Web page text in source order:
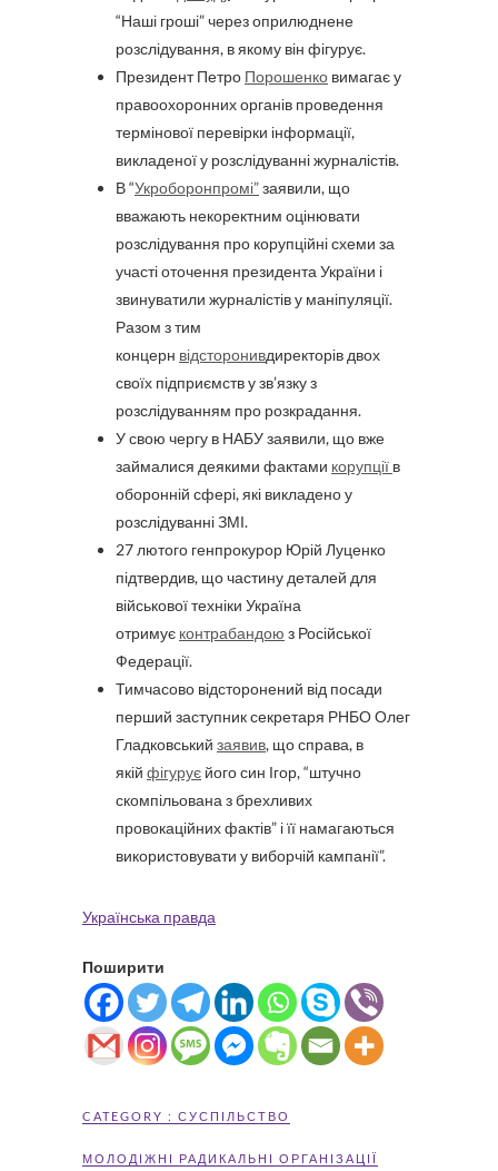
“Наші гроші” через оприлюднене
розслідування, в якому він фігурує.
Президент Петро Порошенко вимагає у
правоохоронних органів проведення
термінової перевірки інформації,
викладеної у розслідуванні журналістів.
В “Укроборонпромі”заявили, що
вважають некоректним оцінювати
розслідування про корупційні схеми за
участі оточення президента України і
звинуватили журналістів у маніпуляції.
Разом з тим
концерн відсторонивдиректорів двох
своїх підприємств у зв’язку з
розслідуванням про розкрадання.
У свою чергу в НАБУ заявили, що вже
займалися деякими фактами корупції в
оборонній сфері, які викладено у
розслідуванні ЗМІ.
27 лютого генпрокурор Юрій Луценко
підтвердив, що частину деталей для
військової техніки Україна
отримує контрабандою з Російської
Федерації.
Тимчасово відсторонений від посади
перший заступник секретаря РНБО Олег
Гладковський заявив, що справа, в
якій фігурує його син Ігор, “штучно
скомпільована з брехливих
провокаційних фактів” і її намагаються
використовувати у виборчій кампанії”.
Українська правда
Поширити
CATEGORY : СУСПІЛЬСТВО
МОЛОДІЖНІ РАДИКАЛЬНІ ОРГАНІЗАЦІЇ